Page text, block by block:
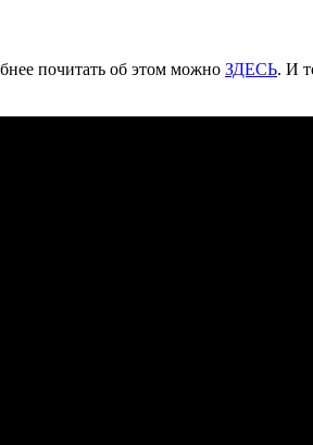
почитать об этом можно ЗДЕСЬ. И